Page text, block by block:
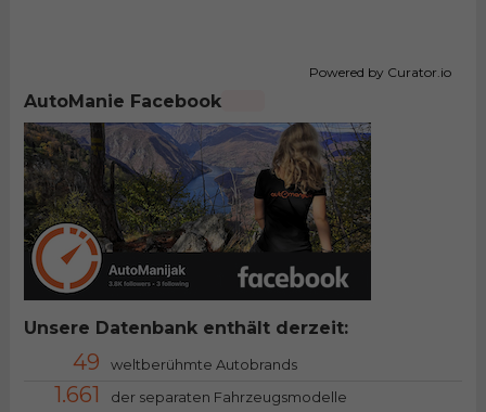
Powered by Curator.io
AutoManie Facebook
Unsere Datenbank enthält derzeit:
49 weltberühmte Autobrands
1.661 der separaten Fahrzeugsmodelle